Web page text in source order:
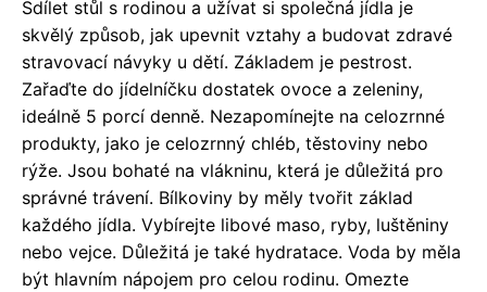
Sdílet stůl s rodinou a užívat si společná jídla je
skvělý způsob, jak upevnit vztahy a budovat zdravé
stravovací návyky u dětí. Základem je pestrost.
Zařaďte do jídelníčku dostatek ovoce a zeleniny,
ideálně 5 porcí denně. Nezapomínejte na celozrnné
produkty, jako je celozrnný chléb, těstoviny nebo
rýže. Jsou bohaté na vlákninu, která je důležitá pro
správné trávení. Bílkoviny by měly tvořit základ
každého jídla. Vybírejte libové maso, ryby, luštěniny
nebo vejce. Důležitá je také hydratace. Voda by měla
být hlavním nápojem pro celou rodinu. Omezte